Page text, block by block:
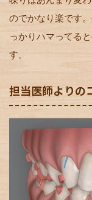
のでかなり楽です
っかりハマってる
す。
担当医師よりの